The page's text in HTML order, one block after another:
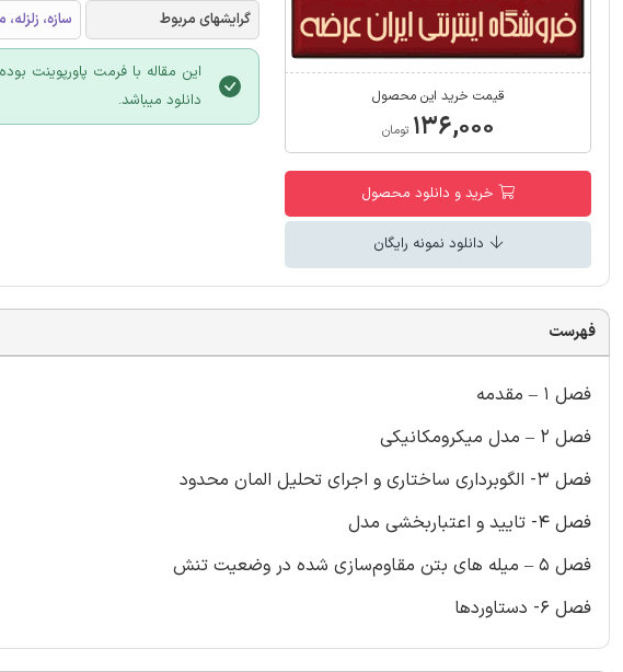
قیمت خرید این محصول
۱۳۶,۰۰۰ تومان
خرید و دانلود محصول
دانلود نمونه رایگان
گرایشهای مربوط
سازه،
این مقاله با فرمت پاورپوینت
دانلود میباشد.
فهرست
فصل 1 – مقدمه
فصل 2 – مدل میکرومکانیکی
فصل 3- الگوبرداری ساختاری و اجرای تحلیل المان محدود
فصل 4- تایید و اعتباربخشی مدل
فصل 5 – میله های بتن مقاوم‌سازی شده در وضعیت تنش
فصل 6- دستاوردها